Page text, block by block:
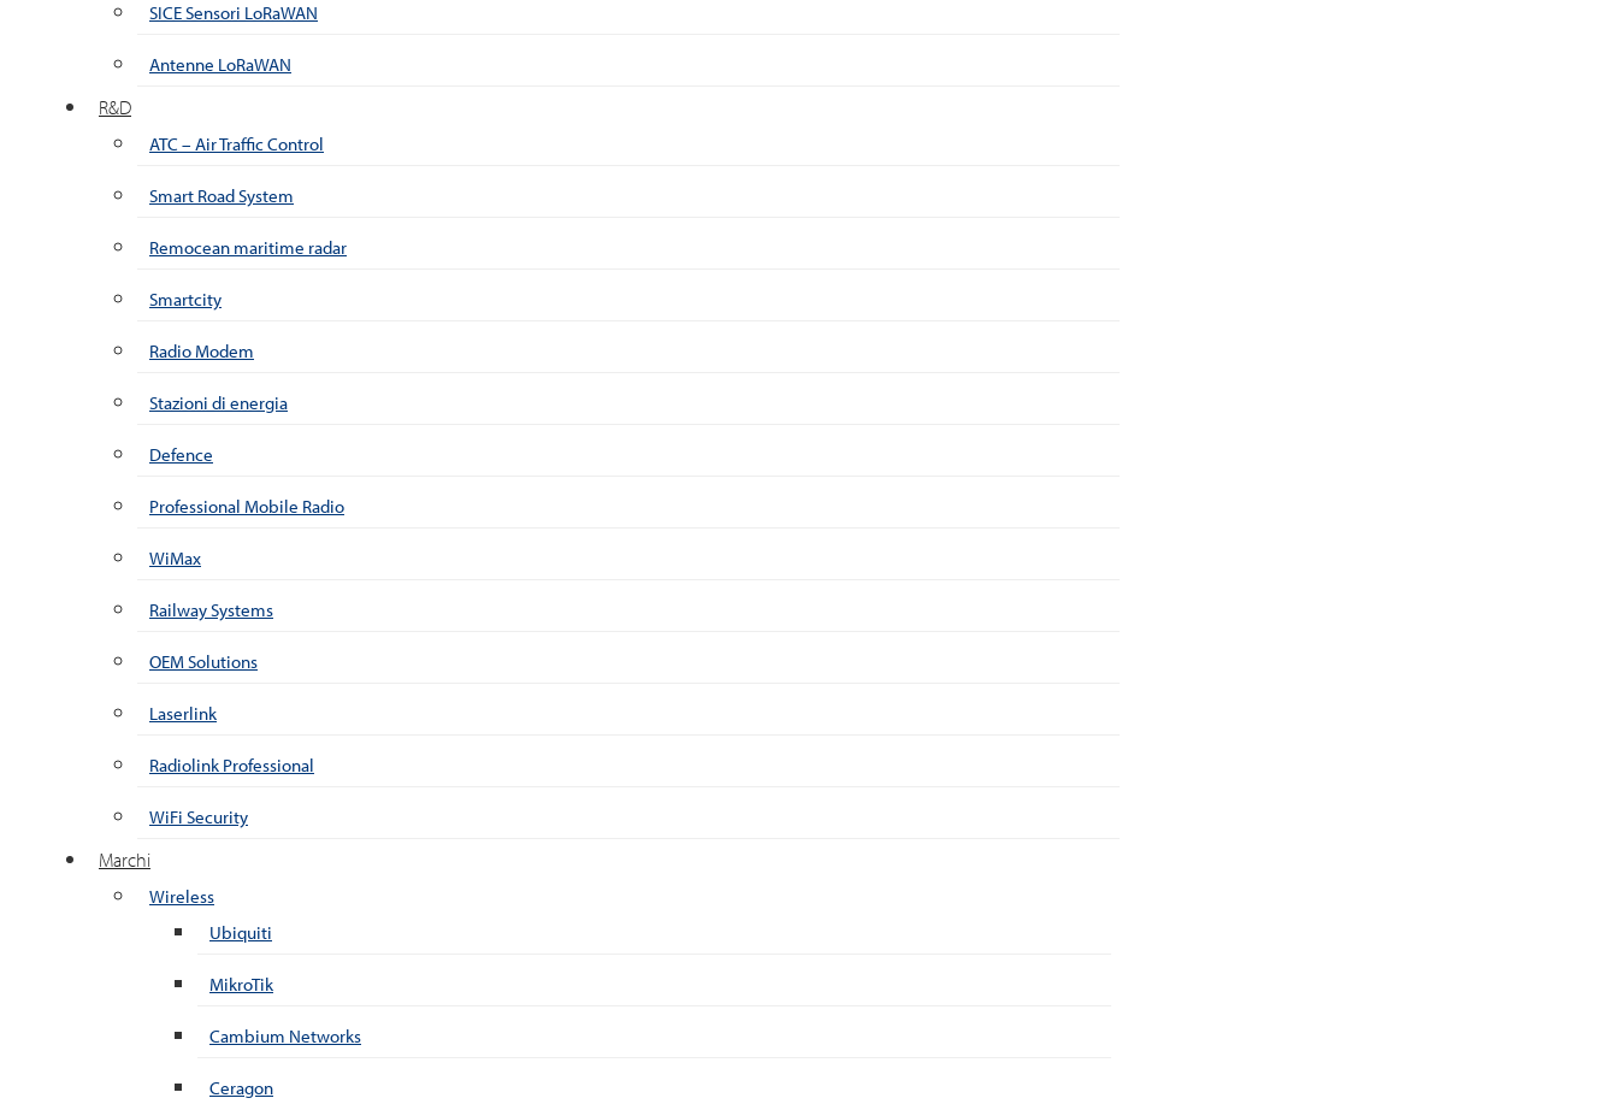
SICE Sensori LoRaWAN
Antenne LoRaWAN
R&D
ATC – Air Traffic Control
Smart Road System
Remocean maritime radar
Smartcity
Radio Modem
Stazioni di energia
Defence
Professional Mobile Radio
WiMax
Railway Systems
OEM Solutions
Laserlink
Radiolink Professional
WiFi Security
Marchi
Wireless
Ubiquiti
MikroTik
Cambium Networks
Ceragon